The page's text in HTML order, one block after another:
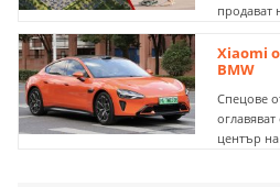
продават
Xiaomi
BMW
Спецове
център